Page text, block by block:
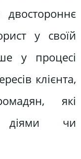
у своїй
у процесі
клієнта,
які
діями чи